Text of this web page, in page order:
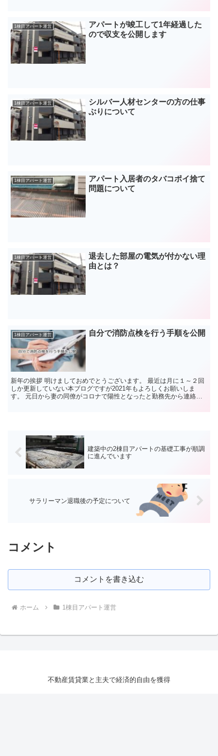
1棟目アパート運営
アパートが竣工して1年経過した
ので収支を公開します
1棟目アパート運営
シルバー人材センターの方の仕事
ぶりについて
1棟目アパート運営
アパート入居者のタバコポイ捨て
問題について
1棟目アパート運営
退去した部屋の電気が付かない理
由とは？
1棟目アパート運営 自分で消防点検を行う手順を公開
新年の挨拶 明けましておめでとうございます。 最近は月に１～２回
しか更新していない本ブログですが2021年もよろしくお願いしま
す。 元日から妻の同僚がコロナで陽性となったと勤務先から連絡が
建築中の2棟目アパートの基礎工事が順調
に進んでいます
サラリーマン退職後の予定について
コメント
コメントを書き込む
ホーム 1棟目アパート運営
不動産賃貸業と主夫で経済的自由を獲得